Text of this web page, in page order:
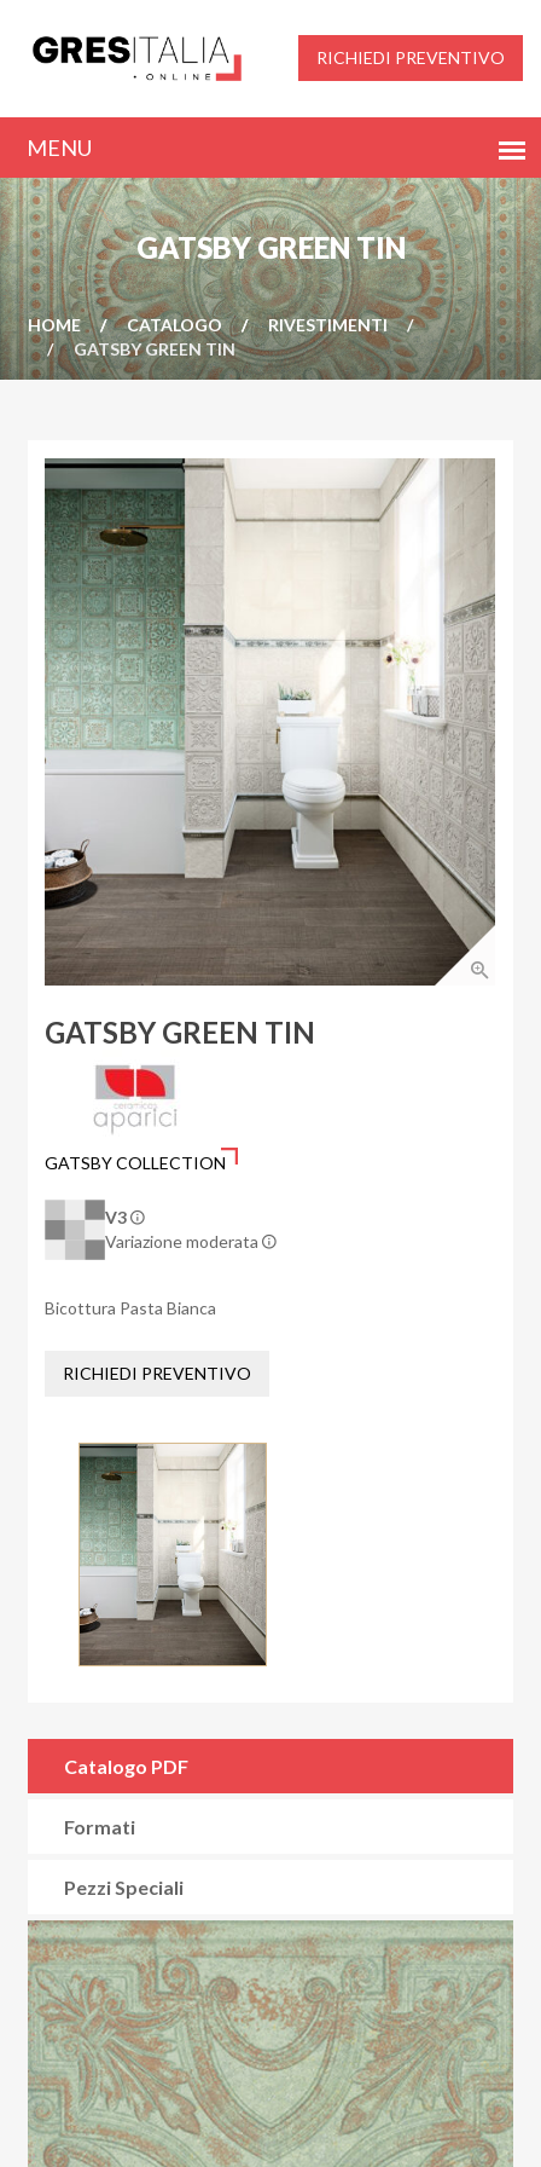
RICHIEDI PREVENTIVO
GATSBY GREEN TIN
HOME CATALOGO
RIVESTIMENTI
GATSBY GREEN TIN
GATSBY GREEN TIN
GATSBY COLLECTION
V3
Variazione moderata
Bicottura Pasta Bianca
RICHIEDI PREVENTIVO
Catalogo PDF
Formati
Pezzi Speciali